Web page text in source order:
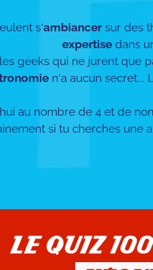
s'ambiancersur des
expertise dans
geeks qui ne jurent que
n'a aucun secret...
au nombre de 4 et de
si tu cherches une